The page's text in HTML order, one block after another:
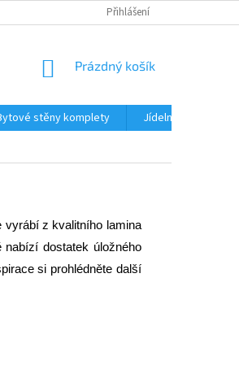
PODMÍNKY OCHRANY
Přihlášení
NÁKUPNÍ
Prázdný košík
stěny komplety Jídelní sety
vyrábí z kvalitního lamina
dostatek úložného
si prohlédněte další